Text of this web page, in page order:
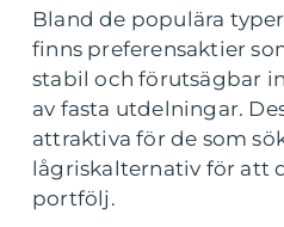
Bland de populära
finns preferensaktier
stabil och förutsägbar
av fasta utdelningar.
attraktiva för de som
lågriskalternativ för att
portfölj.